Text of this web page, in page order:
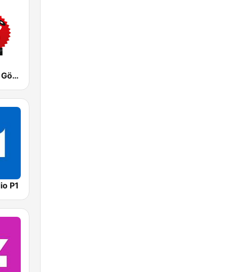
Mix Megapol Göteborg
P1